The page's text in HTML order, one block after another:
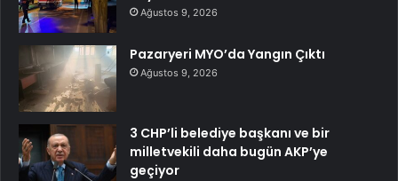
Ağustos 9, 2026
Pazaryeri MYO’da Yangın Çıktı
Ağustos 9, 2026
3 CHP’li belediye başkanı ve bir
milletvekili daha bugün AKP’ye
geçiyor